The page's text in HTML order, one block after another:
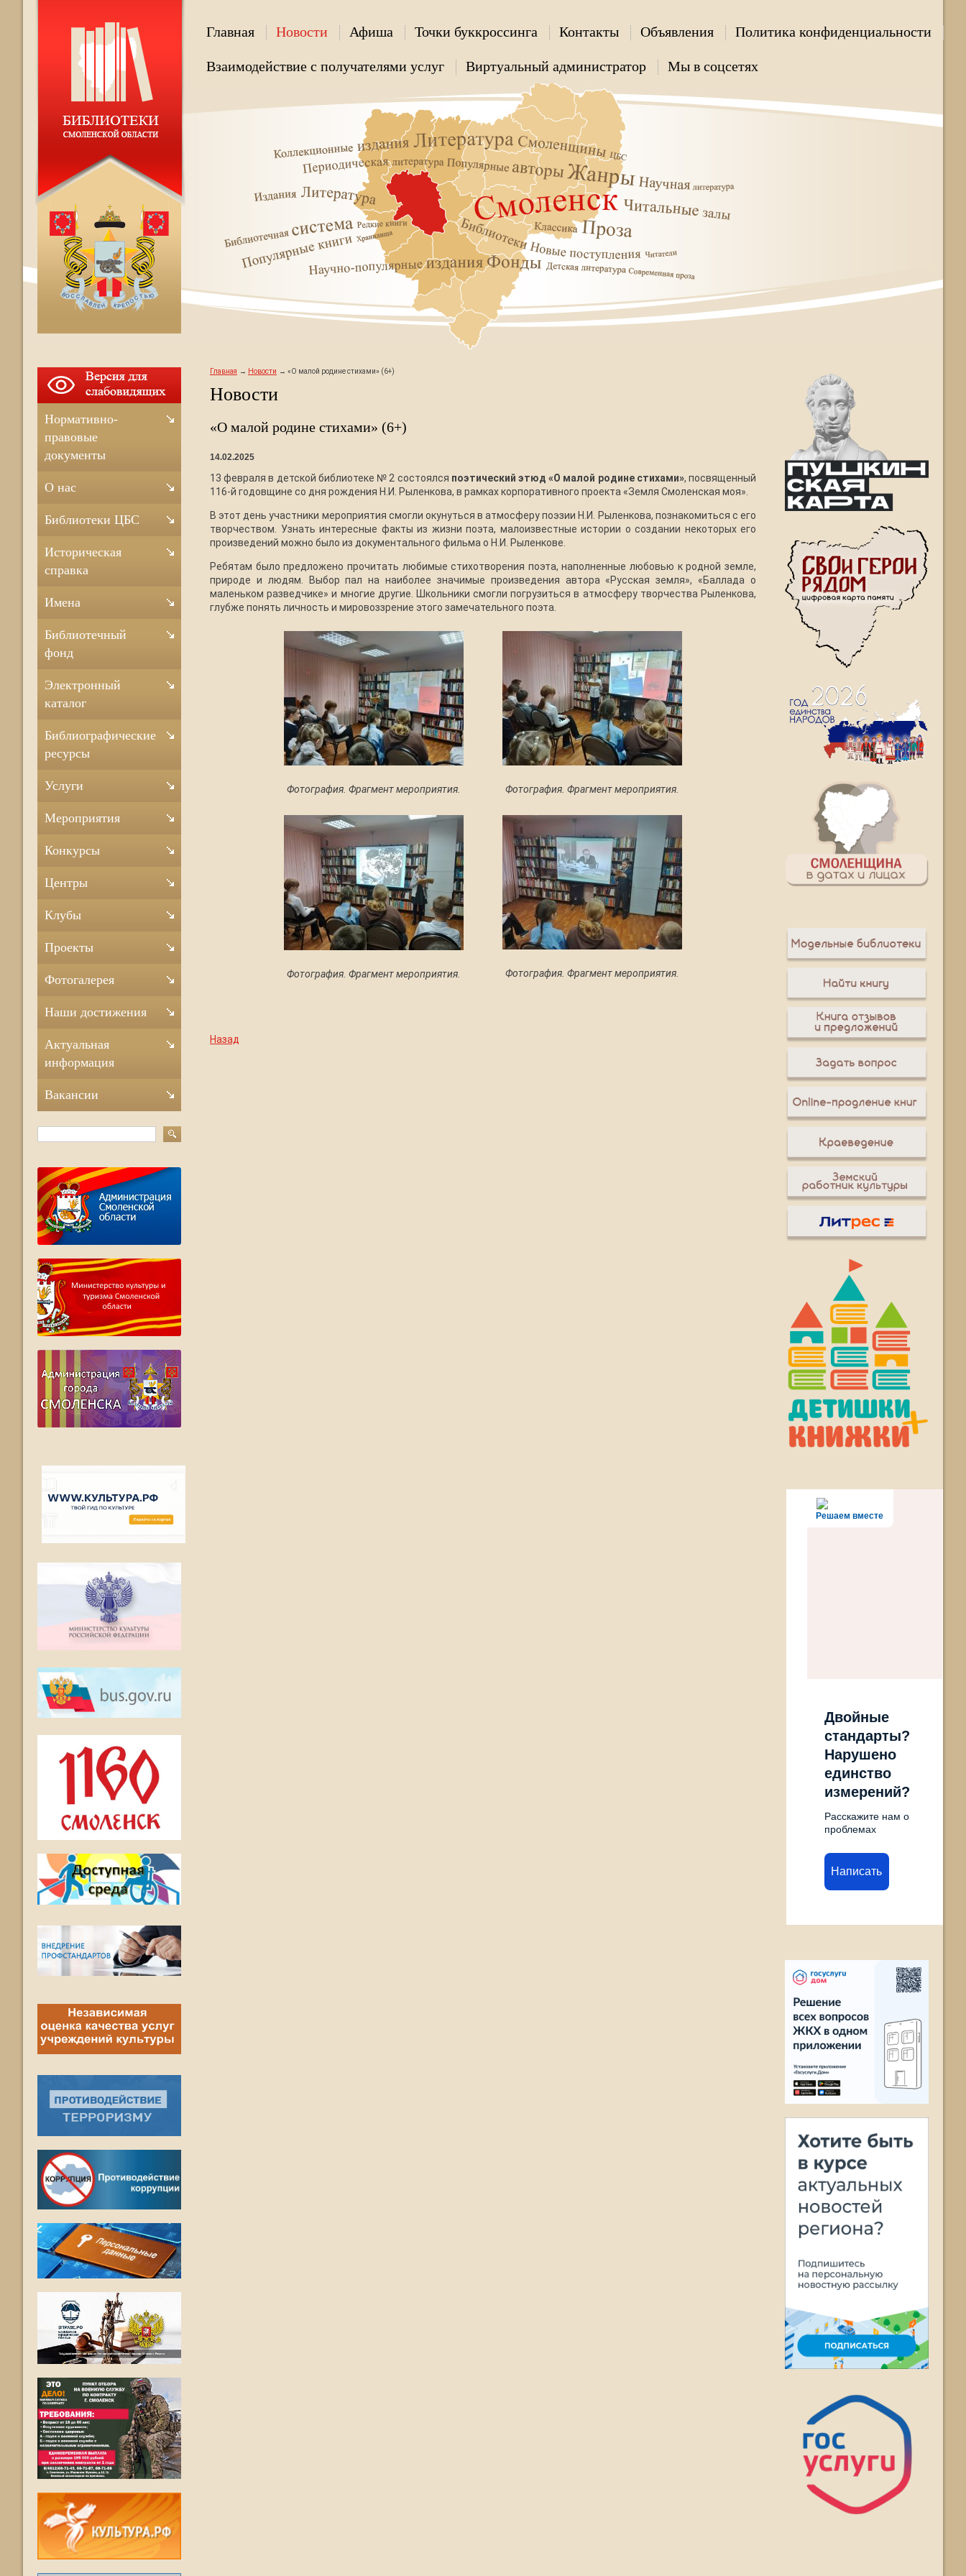
Главная Новости Афиша Точки буккроссинга Контакты Объявления Политика конфиденциальности
Взаимодействие с получателями услуг Виртуальный администратор Мы в соцсетях
Главная Новости «О малой родине стихами» (6+)
Новости
«О малой родине стихами» (6+)
14.02.2025
13 февраля в детской библиотеке № 2 состоялся поэтический этюд «О малой родине стихами», посвященный
116-й годовщине со дня рождения Н.И. Рыленкова, в рамках корпоративного проекта «Земля Смоленская моя».
В этот день участники мероприятия смогли окунуться в атмосферу поэзии Н.И. Рыленкова, познакомиться с его
творчеством. Узнать интересные факты из жизни поэта, малоизвестные истории о создании некоторых его
произведений можно было из документального фильма о Н.И. Рыленкове.
Ребятам было предложено прочитать любимые стихотворения поэта, наполненные любовью к родной земле,
природе и людям. Выбор пал на наиболее значимые произведения автора «Русская земля», «Баллада о
маленьком разведчике» и многие другие. Школьники смогли погрузиться в атмосферу творчества Рыленкова,
глубже понять личность и мировоззрение этого замечательного поэта.
Фотография. Фрагмент мероприятия. Фотография. Фрагмент мероприятия.
Фотография. Фрагмент мероприятия. Фотография. Фрагмент мероприятия.
Назад
Нормативно-
правовые
документы
О нас
Библиотеки ЦБС
Историческая
справка
Имена
Библиотечный
фонд
Электронный
каталог
Библиографические
ресурсы
Услуги
Мероприятия
Конкурсы
Центры
Клубы
Проекты
Фотогалерея
Наши достижения
Актуальная
информация
Вакансии
Решаем вместе
Двойные
стандарты?
Нарушено
единство
измерений?
Расскажите нам о
проблемах
Написать